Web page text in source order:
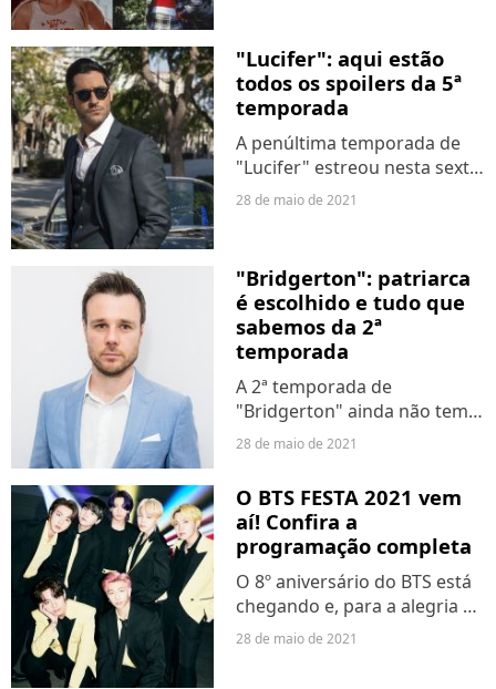
dessas histórias, então seu
momento chegou!...
"Lucifer": aqui estão
todos os spoilers da 5ª
temporada
A penúltima temporada de
"Lucifer" estreou nesta sexta-
feira (28) na Netflix e oferece
Inferno e o que já estamos
acostumados...
28 de maio de 2021
"Bridgerton": patriarca
é escolhido e tudo que
sabemos da 2ª
temporada
A 2ª temporada de
"Bridgerton" ainda não tem
data de estreia confirmada,
sexta-feira (28), a produção
da série anunciou o ator
Rupert...
28 de maio de 2021
O BTS FESTA 2021 vem
aí! Confira a
programação completa
O 8º aniversário do BTS está
chegando e, para a alegria do
Army, já temos a
28 de maio de 2021